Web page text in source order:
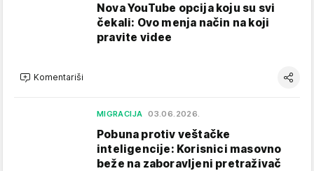
Nova YouTube opcija koju su svi
čekali: Ovo menja način na koji
pravite videe
Komentariši
MIGRACIJA 03.06.2026.
Pobuna protiv veštačke
inteligencije: Korisnici masovno
beže na zaboravljeni pretraživač